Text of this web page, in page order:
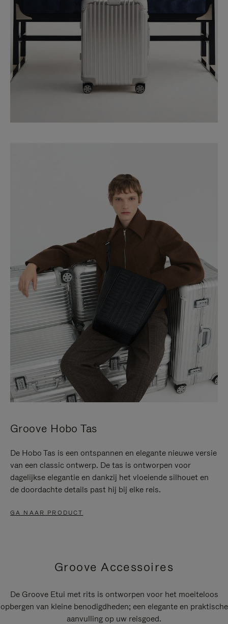
Groove Hobo Tas
De Hobo Tas is een ontspannen en elegante nieuwe versie
van een classic ontwerp. De tas is ontworpen voor
dagelijkse elegantie en dankzij het vloeiende silhouet en
de doordachte details past hij bij elke reis.
GA NAAR PRODUCT
Groove Accessoires
De Groove Etui met rits is ontworpen voor het moeiteloos
opbergen van kleine benodigdheden; een elegante en praktische
aanvulling op uw reisgoed.